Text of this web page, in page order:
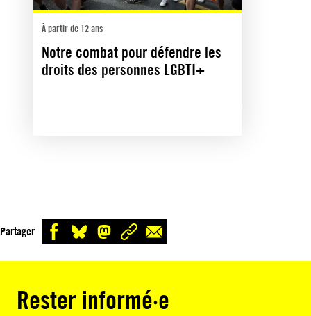
À partir de 12 ans
Notre combat pour défendre les
droits des personnes LGBTI+
Partager
Rester informé·e